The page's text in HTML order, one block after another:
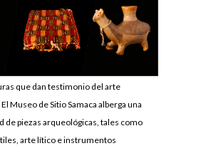
que dan testimonio del arte
Museo de Sitio Samaca alberga una
de piezas arqueológicas, tales como
arte lítico e instrumentos